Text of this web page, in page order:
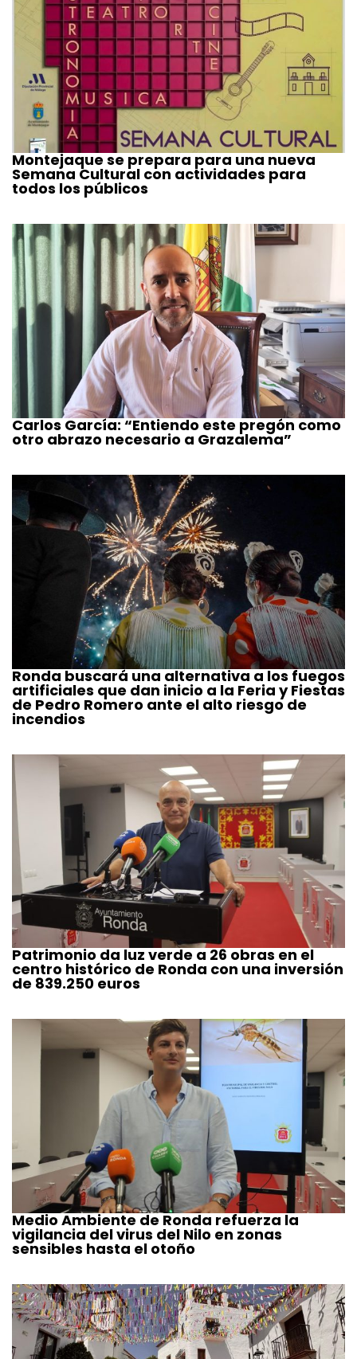
Montejaque se prepara para una nueva
Semana Cultural con actividades para
todos los públicos
Carlos García: “Entiendo este pregón como
otro abrazo necesario a Grazalema”
Ronda buscará una alternativa a los fuegos
artificiales que dan inicio a la Feria y Fiestas
de Pedro Romero ante el alto riesgo de
incendios
Patrimonio da luz verde a 26 obras en el
centro histórico de Ronda con una inversión
de 839.250 euros
Medio Ambiente de Ronda refuerza la
vigilancia del virus del Nilo en zonas
sensibles hasta el otoño